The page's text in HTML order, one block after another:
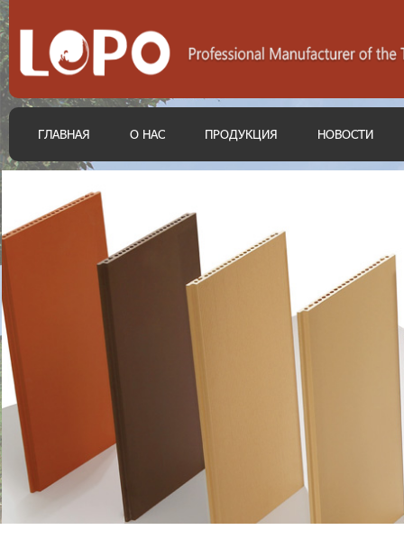
ГЛАВНАЯ О НАС ПРОДУКЦИЯ НОВОСТИ